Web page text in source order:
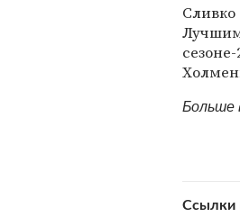
Лучшим
Больше
Ссылки